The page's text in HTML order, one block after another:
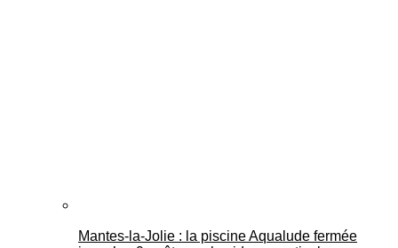
Mantes-la-Jolie : la piscine Aqualude fermée